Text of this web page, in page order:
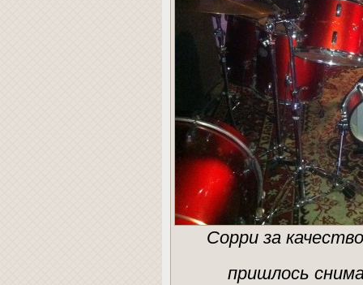
Сорри за
пришлось